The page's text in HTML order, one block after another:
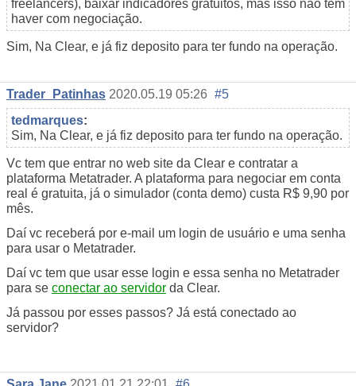
freelancers), baixar indicadores gratuitos, mas isso não tem
haver com negociação.
Sim, Na Clear, e já fiz deposito para ter fundo na operação.
Trader_Patinhas 2020.05.19 05:26 #5
tedmarques:
Sim, Na Clear, e já fiz deposito para ter fundo na operação.
Vc tem que entrar no web site da Clear e contratar a
plataforma Metatrader. A plataforma para negociar em conta
real é gratuita, já o simulador (conta demo) custa R$ 9,90 por
mês.
Daí vc receberá por e-mail um login de usuário e uma senha
para usar o Metatrader.
Daí vc tem que usar esse login e essa senha no Metatrader
para se conectar ao servidor da Clear.
Já passou por esses passos? Já está conectado ao
servidor?